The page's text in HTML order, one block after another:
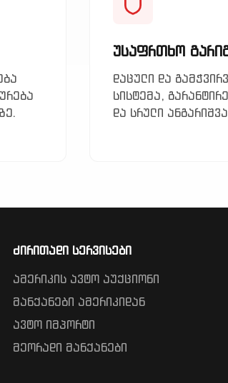
უსაფრთხო
დაცული და
სისტემა,
და სრული
ძირითადი სერვისები
ამერიკის ავტო აუქციონი
მანქანები ამერიკიდან
ავტო იმპორტი
მეორადი მანქანები